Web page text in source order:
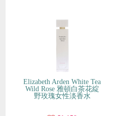
Elizabeth Arden White Tea
Wild Rose 雅頓白茶花綻
野玫瑰女性淡香水